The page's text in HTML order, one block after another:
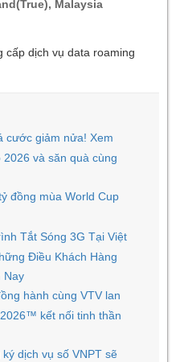
Malaysia
cấp dịch vụ data roaming
cước giảm nửa! Xem
2026 và săn quà cùng
đồng mùa World Cup
Tắt Sóng 3G Tại Việt
Điều Khách Hàng
Nay
hành cùng VTV lan
kết nối tinh thần
dịch vụ số VNPT sẽ